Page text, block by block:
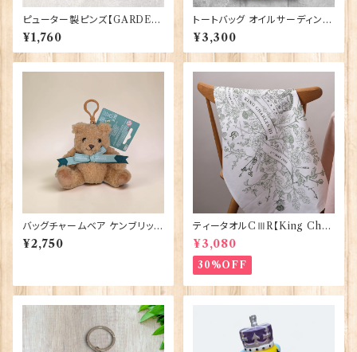
ピューター製ピンズ【GARDEN
BOOT】Cadogan 90166-X
WTP166
¥1,760
トートバッグ オイルサーディン E
lgate Products 90431
¥3,300
バッグチャームベア ケンブリッジ
大学 Elgate Products 904
28
¥2,750
ティータオルCⅢR【King Char
lesⅢ Coronation】Victoria
Eggs 50129
¥3,080
30%OFF